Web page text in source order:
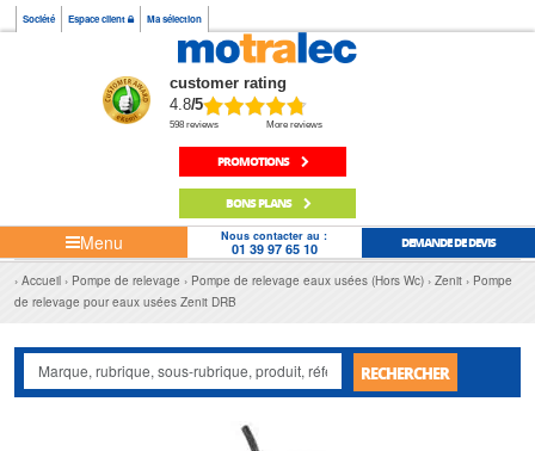
Société Espace client Ma sélection
customer rating
4.8/5
598 reviews More reviews
PROMOTIONS
BONS PLANS
Menu Nous contacter au :
01 39 97 65 10 DEMANDE DE DEVIS
Accueil Pompe de relevage Pompe de relevage eaux usées (Hors Wc) Zenit
Pompe
de relevage pour eaux usées Zenit DRB
RECHERCHER